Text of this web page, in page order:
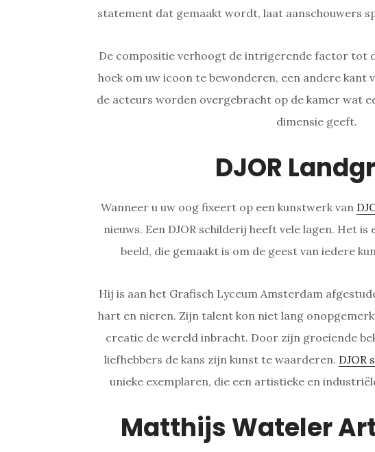
statement dat gemaakt wordt, laat aanschouwers
De compositie verhoogt de intrigerende factor tot
hoek om uw icoon te bewonderen, een andere kant
de acteurs worden overgebracht op de kamer wat
dimensie geeft.
DJOR
Wanneer u uw oog fixeert op een kunstwerk van
nieuws. Een DJOR schilderij heeft vele lagen. Het
beeld, die gemaakt is om de geest van iedere
Hij is aan het Grafisch Lyceum Amsterdam
hart en nieren. Zijn talent kon niet lang
creatie de wereld inbracht. Door zijn groeiende
liefhebbers de kans zijn kunst te waarderen. DJOR
unieke exemplaren, die een artistieke en
Matthijs Wateler